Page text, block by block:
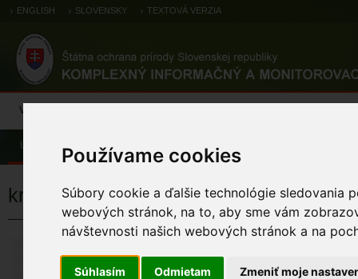
Používame cookies
Súbory cookie a ďalšie technológie sledovania
webových stránok, na to, aby sme vám
návštevnosti našich webových stránok a na
Súhlasím Odmietam Zmeniť moje
ENGLISH SLOVENSKY TEXTOVÁ VERZIA
Výsledky monitoringu
Úvod Pozorovania a výskytové dáta
krkavec čierny